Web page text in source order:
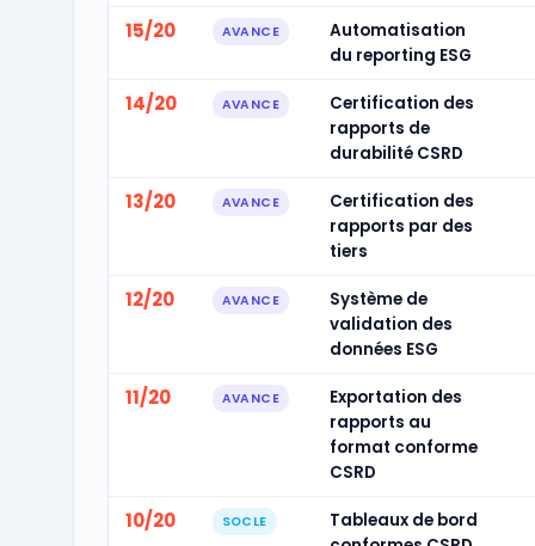
15/20 AVANCE
Automatisation
du reporting ESG
14/20 AVANCE
Certification des
rapports de
durabilité CSRD
13/20 AVANCE
Certification des
rapports par des
tiers
12/20 AVANCE
Système de
validation des
données ESG
11/20 AVANCE
Exportation des
rapports au
format conforme
CSRD
10/20 SOCLE
Tableaux de bord